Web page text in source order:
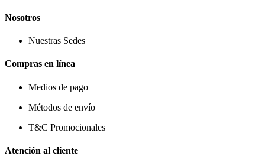
Nosotros
Nuestras Sedes
Compras en línea
Medios de pago
Métodos de envío
T&C Promocionales
Atención al cliente